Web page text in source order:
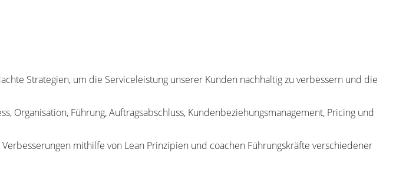
Strategien, um die Serviceleistung unserer Kunden nachhaltig zu verbessern und die
Organisation, Führung, Auftragsabschluss, Kundenbeziehungsmanagement, Pricing und
mithilfe von Lean Prinzipien und coachen Führungskräfte verschiedener